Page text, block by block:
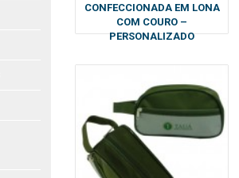
CONFECCIONADA EM LONA
COM COURO –
PERSONALIZADO